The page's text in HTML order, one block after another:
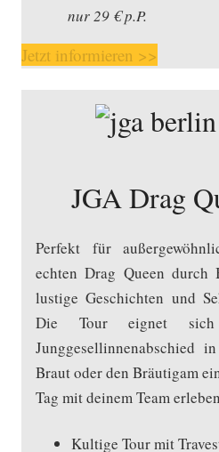
nur 29 € p.P.
Jetzt informieren >>
JGA Drag
Perfekt für
echten Drag Queen durch
lustige Geschichten und
Die Tour eignet
Junggesellinnenabschied
Braut oder den Bräutigam
Tag mit deinem Team erleben
Kultige Tour mit